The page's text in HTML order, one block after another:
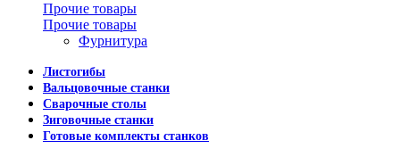
Прочие товары
Прочие товары
Фурнитура
Листогибы
Вальцовочные станки
Сварочные столы
Зиговочные станки
Готовые комплекты станков